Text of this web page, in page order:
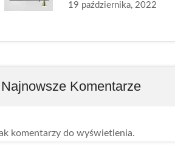
19 października, 2022
Najnowsze Komentarze
komentarzy do wyświetlenia.